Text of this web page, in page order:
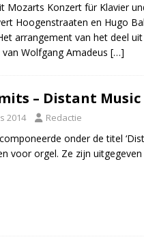
Mozarts Konzert für Klavier
Hoogenstraaten en Hugo
arrangement van het deel uit
Wolfgang Amadeus […]
– Distant Music
2014 Redactie
onder de titel
voor orgel. Ze zijn